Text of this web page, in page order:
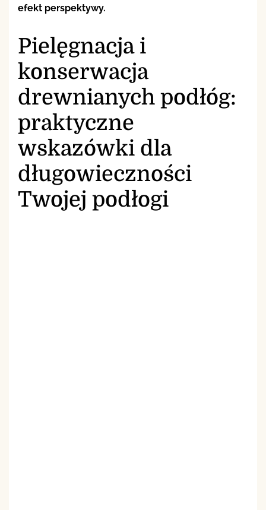
efekt perspektywy.
Pielęgnacja i
konserwacja
drewnianych podłóg:
praktyczne
wskazówki dla
długowieczności
Twojej podłogi